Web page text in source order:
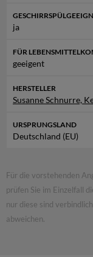
ja
FÜR
geeigent
HERSTELLER
Susanne Schnurre,
URSPRUNGSLAND
Deutschland (EU)
Für die vorstehenden
prüfen Sie im Einzelfall
nur diese sind
abweichen.